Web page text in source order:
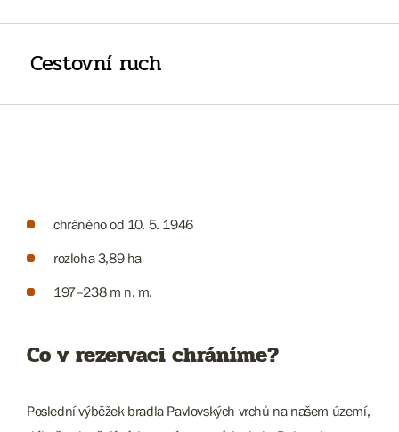
Cestovní ruch
chráněno od 10. 5. 1946
rozloha 3,89 ha
197–238 m n. m.
Co v rezervaci chráníme?
Poslední výběžek bradla Pavlovských vrchů na našem území,